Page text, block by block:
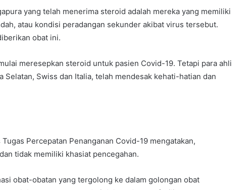
yang telah menerima steroid adalah mereka yang memiliki
atau kondisi peradangan sekunder akibat virus tersebut.
obat ini.
meresepkan steroid untuk pasien Covid-19. Tetapi para ahli
Swiss dan Italia, telah mendesak kehati-hatian dan
Percepatan Penanganan Covid-19 mengatakan,
tidak memiliki khasiat pencegahan.
obat-obatan yang tergolong ke dalam golongan obat